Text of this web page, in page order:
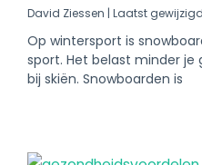
David Ziessen Laatst
Op wintersport is
sport. Het belast minder
bij skiën. Snowboarden is